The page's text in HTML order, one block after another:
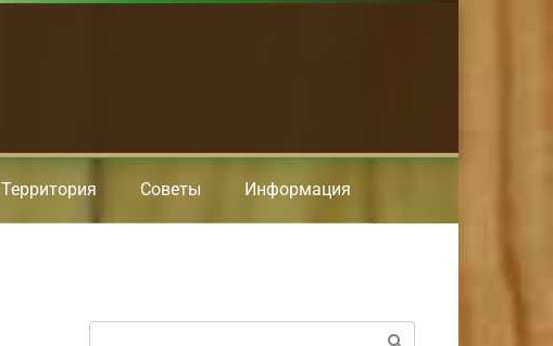
Территория Советы Информация